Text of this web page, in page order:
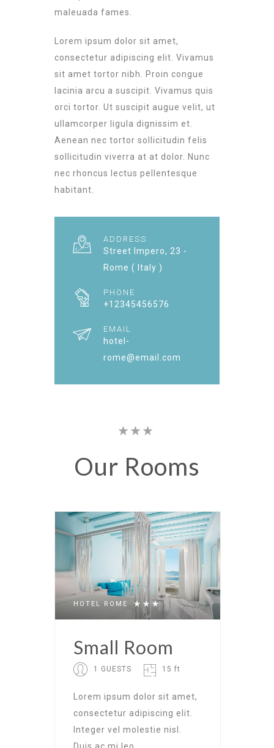
maleuada fames.
Lorem ipsum dolor sit amet,
consectetur adipiscing elit. Vivamus
sit amet tortor nibh. Proin congue
lacinia arcu a suscipit. Vivamus quis
orci tortor. Ut suscipit augue velit, ut
ullamcorper ligula dignissim et.
Aenean nec tortor sollicitudin felis
sollicitudin viverra at at dolor. Nunc
nec rhoncus lectus pellentesque
habitant.
ADDRESS
Street Impero, 23 -
Rome ( Italy )
PHONE
+12345456576
EMAIL
hotel-
rome@email.com
Our Rooms
HOTEL ROME
Small Room
1 GUESTS 15 ft
Lorem ipsum dolor sit amet,
consectetur adipiscing elit.
Integer vel molestie nisl.
Duis ac mi leo.